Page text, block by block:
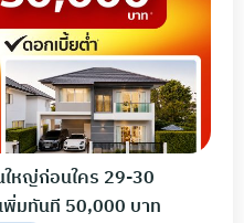
อนใคร 29-30
มทันที 50,000 บาท